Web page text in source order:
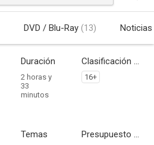
Estrenada
DVD / Blu-Ray (13) Noticias
Duración
2 horas y
33
minutos
Clasificación por edades
16+
Temas Presupuesto - Ingresos